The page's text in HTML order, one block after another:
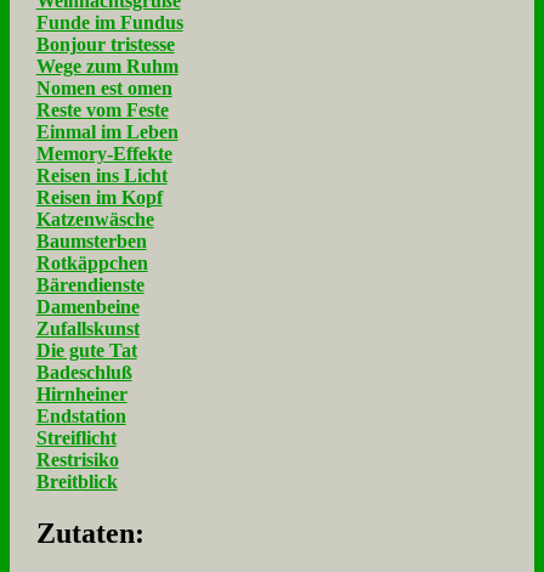
Funde im Fundus
Bonjour tristesse
Wege zum Ruhm
Nomen est omen
Reste vom Feste
Einmal im Leben
Memory-Effekte
Reisen ins Licht
Reisen im Kopf
Katzenwäsche
Baumsterben
Rotkäppchen
Bärendienste
Damenbeine
Zufallskunst
Die gute Tat
Badeschluß
Hirnheiner
Endstation
Streiflicht
Restrisiko
Breitblick
Zu­ta­ten: